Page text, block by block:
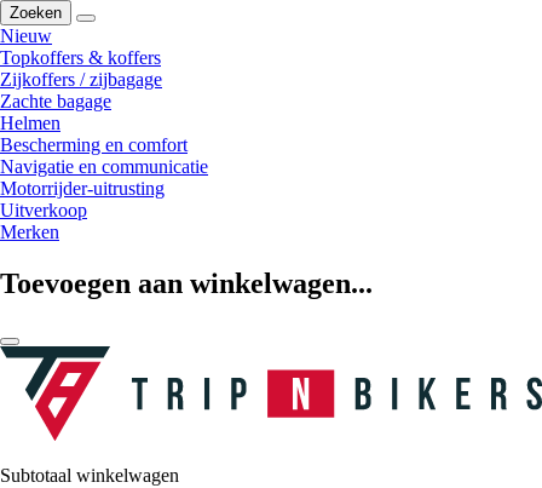
Zoeken
Nieuw
Topkoffers & koffers
Zijkoffers / zijbagage
Zachte bagage
Helmen
Bescherming en comfort
Navigatie en communicatie
Motorrijder-uitrusting
Uitverkoop
Merken
Toevoegen aan winkelwagen...
Subtotaal winkelwagen